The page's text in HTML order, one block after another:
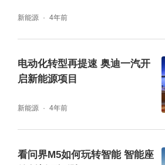
新能源 4年前
电动化转型再提速 奥迪一汽开
启新能源项目
新能源 4年前
看问界M5如何玩转智能 智能座